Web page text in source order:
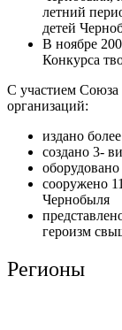
летний
детей
В ноябре
Конкурса
С участием Союза
организаций:
издано
создано 3-
сооружено
Чернобыля
героизм
Регионы